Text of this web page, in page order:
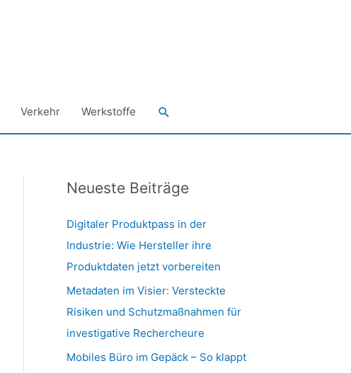
Verkehr Werkstoffe Suchen
Neueste Beiträge
Digitaler Produktpass in der
Industrie: Wie Hersteller ihre
Produktdaten jetzt vorbereiten
Metadaten im Visier: Versteckte
Risiken und Schutzmaßnahmen für
investigative Rechercheure
Mobiles Büro im Gepäck – So klappt